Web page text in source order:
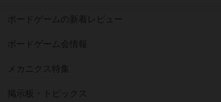
ボードゲームの新着レビュー
ボードゲーム会情報
メカニクス特集
掲示板・トピックス